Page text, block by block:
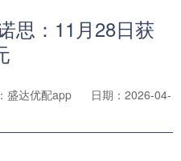
思：11月28日获
盛达优配app
日期：2026-04-